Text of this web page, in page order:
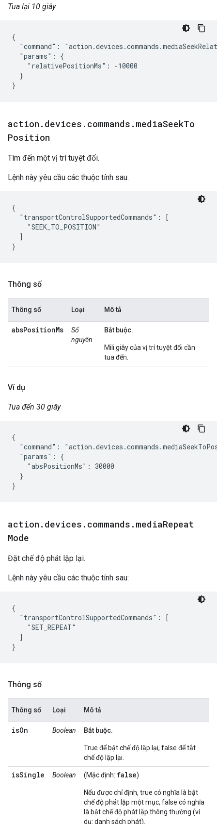
Tua lại 10 giây
{
"command":
  "params": {
    "relativePositionMs": -10000
  }
}
action . devices . commands . mediaSeekTo
Position
Tìm đến một vị trí tuyệt đối.
Lệnh này yêu cầu các thuộc tính sau:
{
  "transportControlSupportedCommands": [
    "SEEK_TO_POSITION"
  ]
Thông số
Thông số Loại Mô tả
absPositionMs
Số
nguyên
Bắt buộc.
Mili giây của vị trí tuyệt đối cần
tua đến.
Ví dụ
Tua đến 30 giây
{
"command":
  "params": {
    "absPositionMs": 30000
  }
}
action . devices . commands . mediaRepeat
Mode
Đặt chế độ phát lặp lại.
Lệnh này yêu cầu các thuộc tính sau:
{
  "transportControlSupportedCommands": [
    "SET_REPEAT"
  ]
Thông số
Thông số Loại Mô tả
isOn Boolean Bắt buộc.
True để bật chế độ lặp lại, false để tắt
chế độ lặp lại.
isSingle Boolean (Mặc định: false)
Nếu được chỉ định, true có nghĩa là bật
chế độ phát lặp một mục, false có nghĩa
là bật chế độ phát lặp thông thường (ví
dụ: danh sách phát).